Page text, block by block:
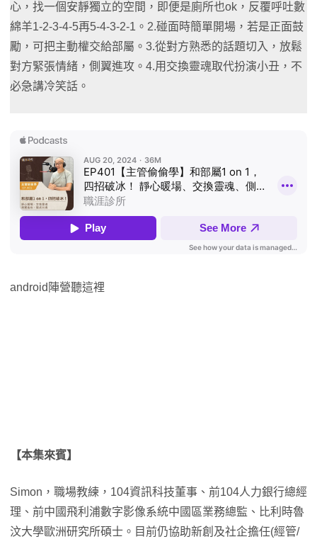
心，找一個安靜獨立的空間，即便是廁所也ok，反覆呼吐數
綿羊1-2-3-4-5再5-4-3-2-1。2.碰面時簡單開場，若是正面鼓
勵，可把主動權交給部屬。3.從對方熟悉的話題切入，放鬆
對方緊張情緒，側翼進攻。4.用交換靈魂取代扮演小丑，不
必急講冷笑話。
android陣營聽這裡
【本集來賓】
Simon，職場教練，104資訊科技董事、前104人力銀行總經
理、前中國飛利浦數字影像系統中國區業務總監、比利時魯
汶大學歐洲研究所碩士。目前仍協助新創及社企擔任(經管/